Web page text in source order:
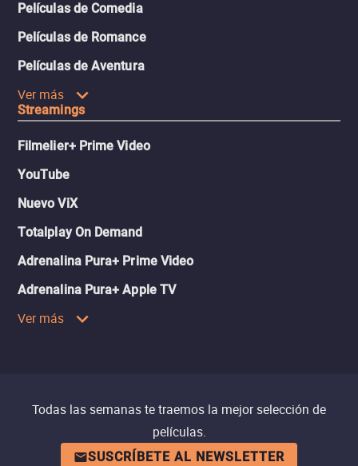
Películas de Comedia
Películas de Romance
Películas de Aventura
Ver más
Streamings
Filmelier+ Prime Video
YouTube
Nuevo ViX
Totalplay On Demand
Adrenalina Pura+ Prime Video
Adrenalina Pura+ Apple TV
Ver más
Todas las semanas te traemos la mejor selección de
películas.
SUSCRÍBETE AL NEWSLETTER